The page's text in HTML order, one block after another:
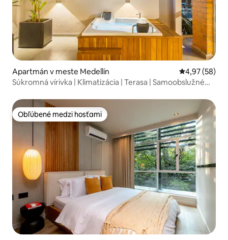
Apartmán v meste Medellín Priemerné
4,97 (58)
Súkromná vírivka | Klimatizácia | Terasa | Samoobslužné
Obľúbené medzi hosťami
Obľúbené medzi hosťami